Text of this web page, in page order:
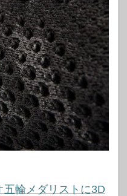
五輪メダリストに3D